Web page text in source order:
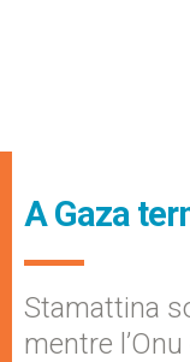
A Gaza
Stamattina
mentre